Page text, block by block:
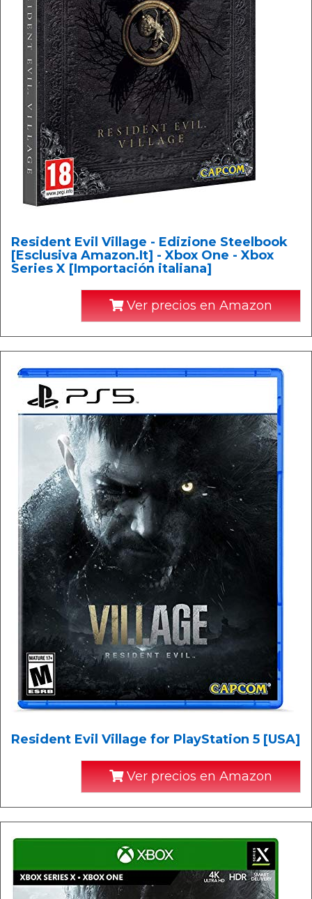
Resident Evil Village - Edizione Steelbook
[Esclusiva Amazon.It] - Xbox One - Xbox
Series X [Importación italiana]
Ver precios en Amazon
Resident Evil Village for PlayStation 5 [USA]
Ver precios en Amazon